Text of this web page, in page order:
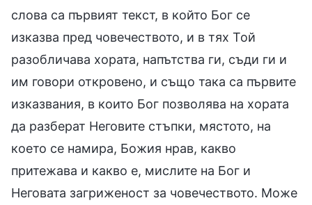
слова са първият текст, в който Бог се
изказва пред човечеството, и в тях Той
разобличава хората, напътства ги, съди ги и
им говори откровено, и също така са първите
изказвания, в които Бог позволява на хората
да разберат Неговите стъпки, мястото, на
което се намира, Божия нрав, какво
притежава и какво е, мислите на Бог и
Неговата загриженост за човечеството. Може